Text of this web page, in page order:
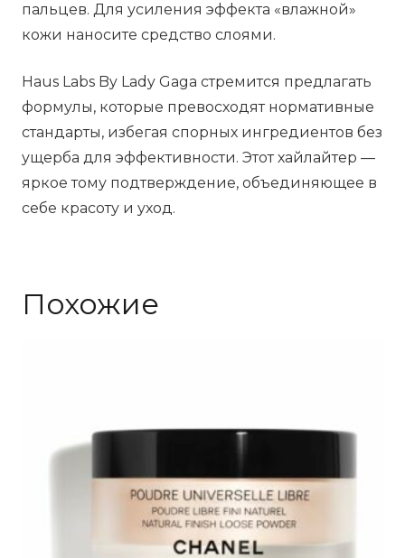
пальцев. Для усиления эффекта «влажной»
кожи наносите средство слоями.
Haus Labs By Lady Gaga стремится предлагать
формулы, которые превосходят нормативные
стандарты, избегая спорных ингредиентов без
ущерба для эффективности. Этот хайлайтер —
яркое тому подтверждение, объединяющее в
себе красоту и уход.
Похожие